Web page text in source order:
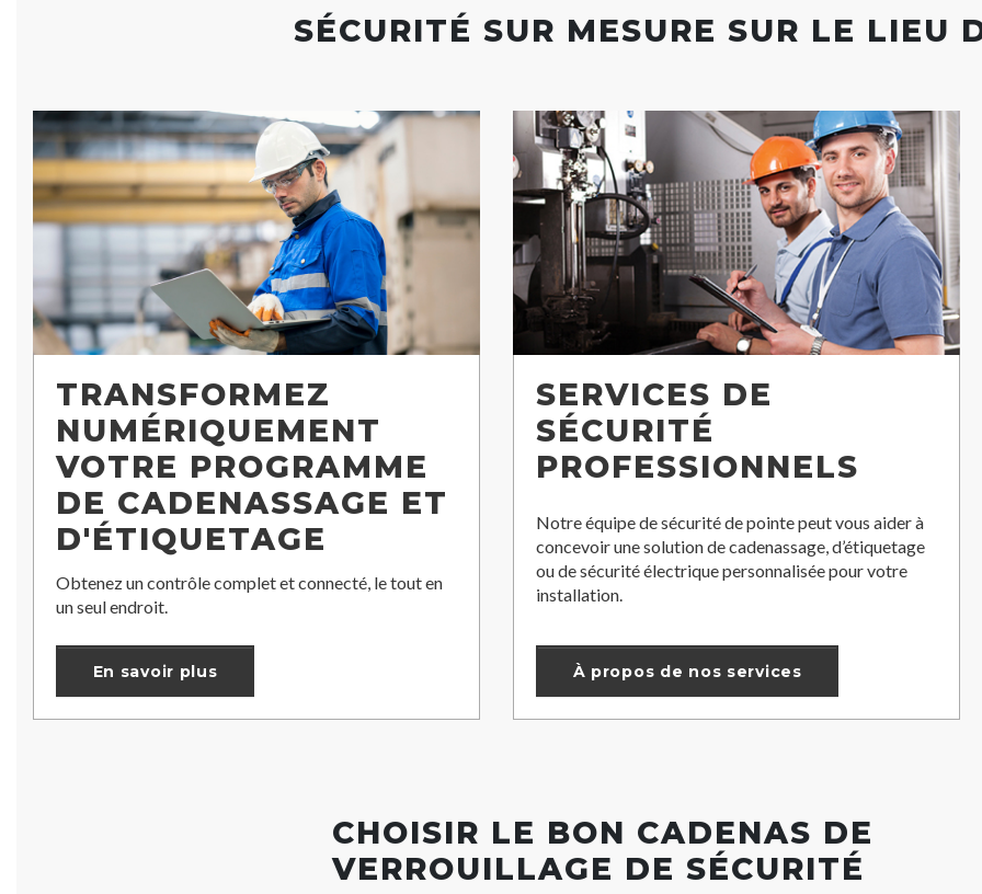
SÉCURITÉ SUR MESURE SUR LE LIEU
TRANSFORMEZ
NUMÉRIQUEMENT
VOTRE PROGRAMME
DE CADENASSAGE ET
D'ÉTIQUETAGE
Obtenez un contrôle complet et connecté, le tout en
un seul endroit.
En savoir plus
SERVICES DE
SÉCURITÉ
PROFESSIONNELS
Notre équipe de sécurité de pointe peut vous aider à
concevoir une solution de cadenassage, d’étiquetage
ou de sécurité électrique personnalisée pour votre
installation.
À propos de nos services
CHOISIR LE BON CADENAS DE
VERROUILLAGE DE SÉCURITÉ